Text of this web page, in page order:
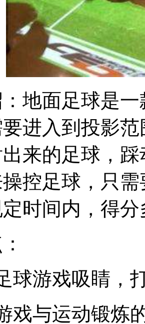
地面足球是
进入到投影
来的足球，
操控足球，只
时间内，得
球游戏吸睛，
戏与运动锻炼